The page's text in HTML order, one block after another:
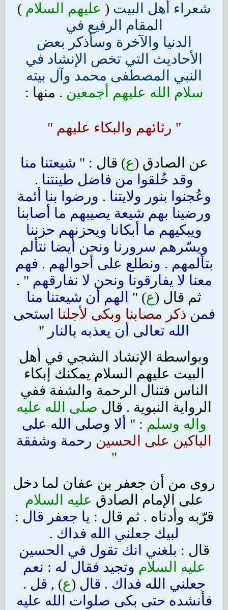
شعراء أهل البيت ( عليهم السلام )
المقام الرفيع في
الدنيا والآخرة وسأذكر بعض
الأحاديث التي تخص الإنشاد في
النبي المصطفى محمد وآل بيته
سلام الله عليهم أجمعين . منها :
" رثائهم والبكاء عليهم "
عن الصادق (ع) قال : " شيعتنا منا
وقد خُلقوا من فاضل طينتنا .
وعُجنوا بنور ولايتنا . ورضوا بنا أئمة
ورضينا بهم شيعة يصيبهم ما أصابنا
ويبكيهم ما أبكانا ويحزنهم حزننا
ويسّرهم سرورنا ونحن أيضا نتألم
بتألمهم . ونطلع على أحوالهم . فهم
معنا لا يفارقونا ونحن لا نفارقهم " .
ثم قال (ع) "
الهم أن شيعتنا منا
فمن ذكر مصابنا وبكى لأجلنا استحى
الله تعالى أن يعذبه بالنار "
وبواسطة الإنشاد الشجي في أهل
البيت عليهم السلام يمكنك إبكاء
الناس فتنال الرحمة والشفة ففي
الرواية النبوية . قال صلى الله عليه
واله وسلم : " ألا وصلى الله على
الباكين على الحسين رحمة وشفقة
"
روى من أن جعفر بن عفان لما دخل
على الإمام الصادق عليه السلام
قرّبه وأدناه . ثم قال : يا جعفر قال :
لبيك جعلني الله فداك .
قال : بلغني انك تقول في الحسين
عليه السلام وتجيد فقال له : نعم
جعلني الله فداك . قال (ع) , قل .
فأنشده حتى بكى صلوات الله عليه